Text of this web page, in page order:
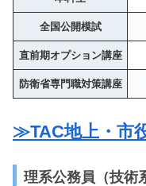
全国公開模試
直前期オプション講座
防衛省専門職対策講座
≫TAC地上・市
理系公務員（技術